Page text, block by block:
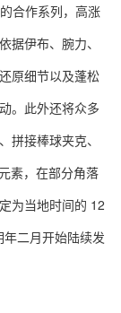
合作系列，高涨
据伊布、腕力、
原细节以及蓬松
。此外还将众多
拼接棒球夹克、
素，在部分角落
为当地时间的 12
二月开始陆续发